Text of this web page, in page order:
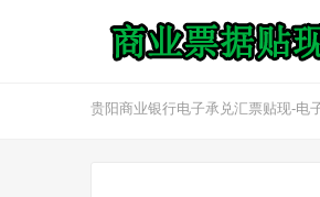
贵阳商业银行电子承兑汇票贴现-电